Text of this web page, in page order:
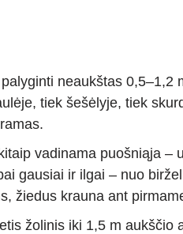
neaukštas 0,5–1,2
tiek šešėlyje, tiek
vadinama puošniąja –
gausiai ir ilgai – nuo
žiedus krauna ant
žolinis iki 1,5 m aukščio